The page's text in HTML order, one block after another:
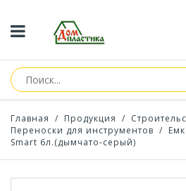
Главная / Продукция /
Переноски для инструментов /
Smart 6л.(дымчато-серый)